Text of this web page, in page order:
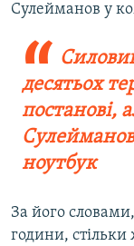
Сулейманов у
десятьох
постанові,
ноутбук
За його
години,